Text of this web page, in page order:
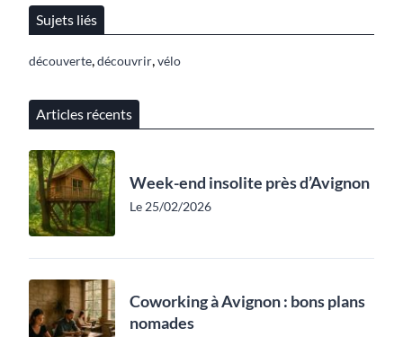
Sujets liés
découverte,découvrir,vélo
Articles récents
Week-end insolite près d’Avignon
Le 25/02/2026
Coworking à Avignon : bons plans
nomades